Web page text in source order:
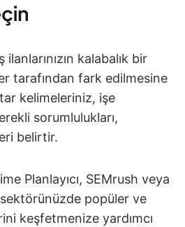
kalabalık bir
tarafından fark edilmesine
kelimeleriniz, işe
sorumlulukları,
belirtir.
Planlayıcı, SEMrush veya
popüler ve
keşfetmenize yardımcı